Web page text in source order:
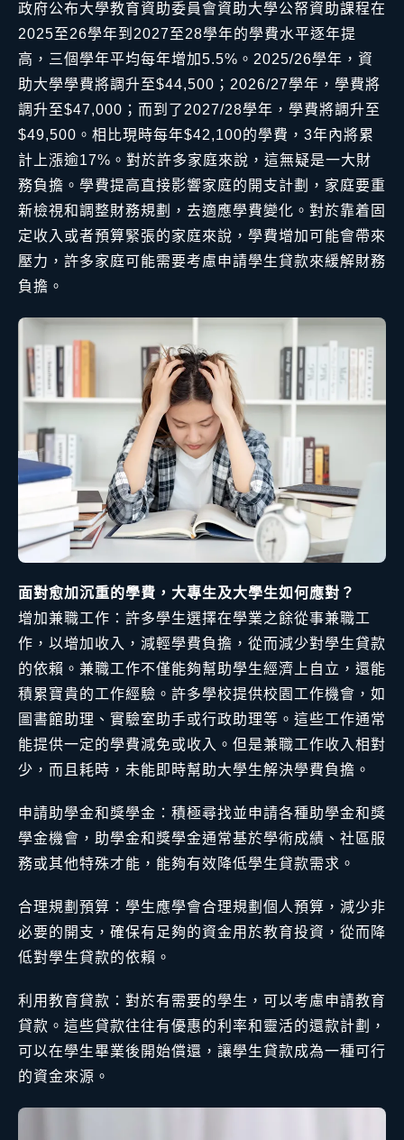
政府公布大學教育資助委員會資助大學公帑資助課程在
2025至26學年到2027至28學年的學費水平逐年提
高，三個學年平均每年增加5.5%。2025/26學年，資
助大學學費將調升至$44,500；2026/27學年，學費將
調升至$47,000；而到了2027/28學年，學費將調升至
$49,500。相比現時每年$42,100的學費，3年內將累
計上漲逾17%。對於許多家庭來說，這無疑是一大財
務負擔。學費提高直接影響家庭的開支計劃，家庭要重
新檢視和調整財務規劃，去適應學費變化。對於靠着固
定收入或者預算緊張的家庭來說，學費增加可能會帶來
壓力，許多家庭可能需要考慮申請學生貸款來緩解財務
負擔。
面對愈加沉重的學費，大專生及大學生如何應對？
增加兼職工作：許多學生選擇在學業之餘從事兼職工
作，以增加收入，減輕學費負擔，從而減少對學生貸款
的依賴。兼職工作不僅能夠幫助學生經濟上自立，還能
積累寶貴的工作經驗。許多學校提供校園工作機會，如
圖書館助理、實驗室助手或行政助理等。這些工作通常
能提供一定的學費減免或收入。但是兼職工作收入相對
少，而且耗時，未能即時幫助大學生解決學費負擔。
申請助學金和獎學金：積極尋找並申請各種助學金和獎
學金機會，助學金和獎學金通常基於學術成績、社區服
務或其他特殊才能，能夠有效降低學生貸款需求。
合理規劃預算：學生應學會合理規劃個人預算，減少非
必要的開支，確保有足夠的資金用於教育投資，從而降
低對學生貸款的依賴。
利用教育貸款：對於有需要的學生，可以考慮申請教育
貸款。這些貸款往往有優惠的利率和靈活的還款計劃，
可以在學生畢業後開始償還，讓學生貸款成為一種可行
的資金來源。